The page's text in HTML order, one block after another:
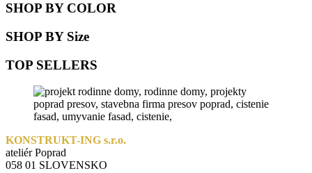
SHOP BY COLOR
SHOP BY Size
TOP SELLERS
KONSTRUKT-ING s.r.o.
ateliér Poprad
058 01 SLOVENSKO